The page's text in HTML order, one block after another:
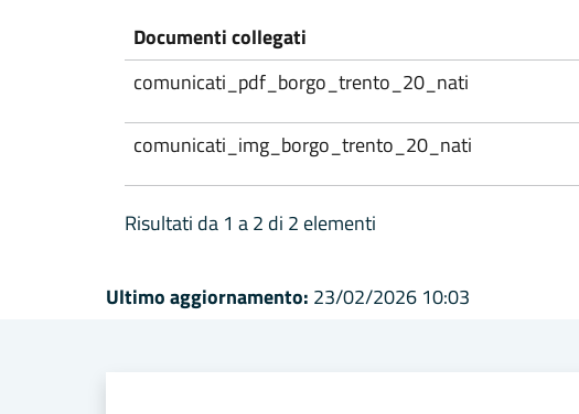
Documenti collegati
comunicati_pdf_borgo_trento_20_nati
comunicati_img_borgo_trento_20_nati
Risultati da 1 a 2 di 2 elementi
Ultimo aggiornamento: 23/02/2026 10:03